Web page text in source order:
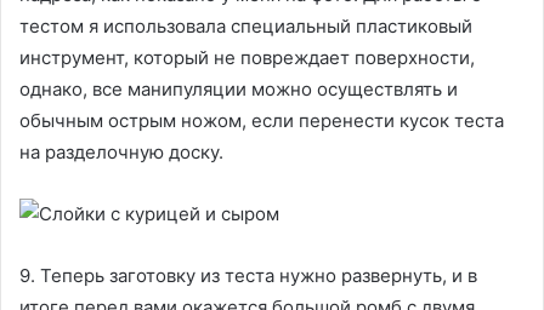
тестом я использовала специальный пластиковый
инструмент, который не повреждает поверхности,
однако, все манипуляции можно осуществлять и
обычным острым ножом, если перенести кусок теста
на разделочную доску.
9. Теперь заготовку из теста нужно развернуть, и в